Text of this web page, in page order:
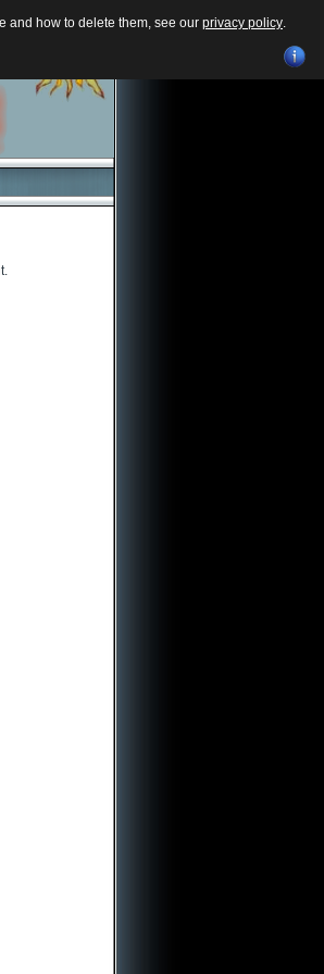
and how to delete them, see our privacy policy.